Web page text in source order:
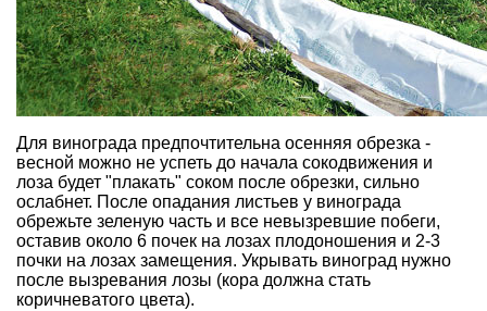
Для винограда предпочтительна осенняя обрезка -
весной можно не успеть до начала сокодвижения и
лоза будет "плакать" соком после обрезки, сильно
ослабнет. После опадания листьев у винограда
обрежьте зеленую часть и все невызревшие побеги,
оставив около 6 почек на лозах плодоношения и 2-3
почки на лозах замещения. Укрывать виноград нужно
после вызревания лозы (кора должна стать
коричневатого цвета).